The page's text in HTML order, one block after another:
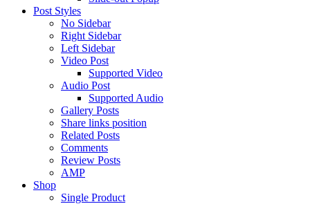
Post Styles
No Sidebar
Right Sidebar
Left Sidebar
Video Post
Supported Video
Audio Post
Supported Audio
Gallery Posts
Share links position
Related Posts
Comments
Review Posts
AMP
Shop
Single Product